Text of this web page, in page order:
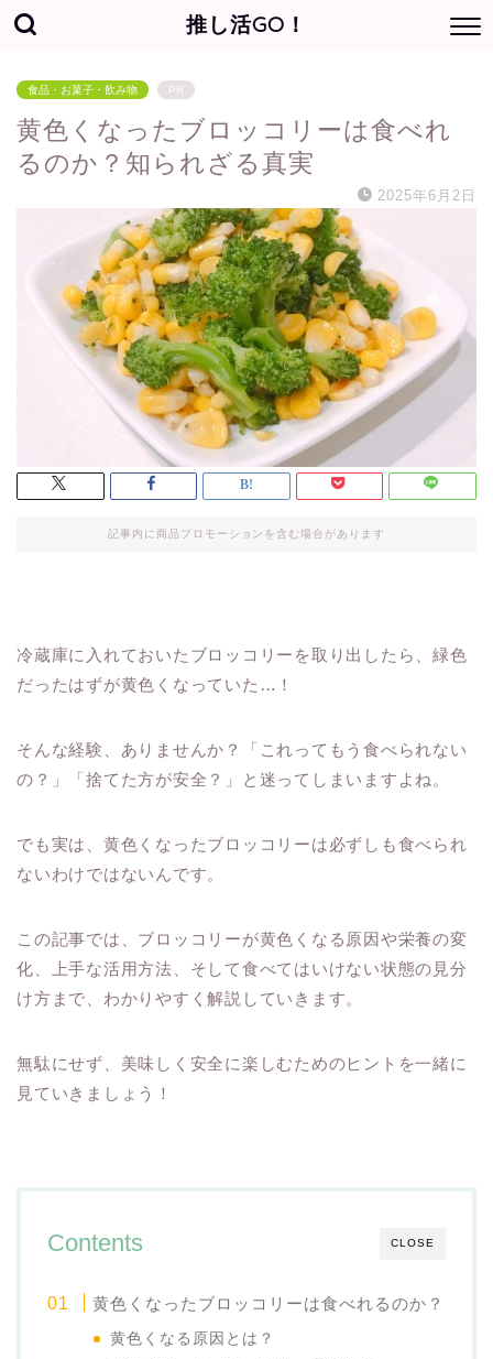
推し活GO！
食品・お菓子・飲み物 PR
黄色くなったブロッコリーは食べれ
るのか？知られざる真実
2025年6月2日
記事内に商品プロモーションを含む場合があります
冷蔵庫に入れておいたブロッコリーを取り出したら、緑色
だったはずが黄色くなっていた…！
そんな経験、ありませんか？「これってもう食べられない
の？」「捨てた方が安全？」と迷ってしまいますよね。
でも実は、黄色くなったブロッコリーは必ずしも食べられ
ないわけではないんです。
この記事では、ブロッコリーが黄色くなる原因や栄養の変
化、上手な活用方法、そして食べてはいけない状態の見分
け方まで、わかりやすく解説していきます。
無駄にせず、美味しく安全に楽しむためのヒントを一緒に
見ていきましょう！
CLOSE
Contents
黄色くなったブロッコリーは食べれるのか？
黄色くなる原因とは？